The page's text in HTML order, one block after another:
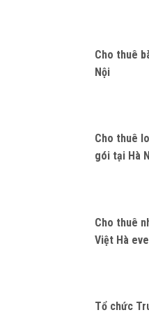
Cho thuê
Nội
Cho thuê
gói tại Hà
Cho thuê
Việt Hà
Tổ chức